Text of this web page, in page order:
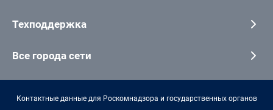
Техподдержка
Все города сети
Контактные данные для Роскомнадзора и государственных органов